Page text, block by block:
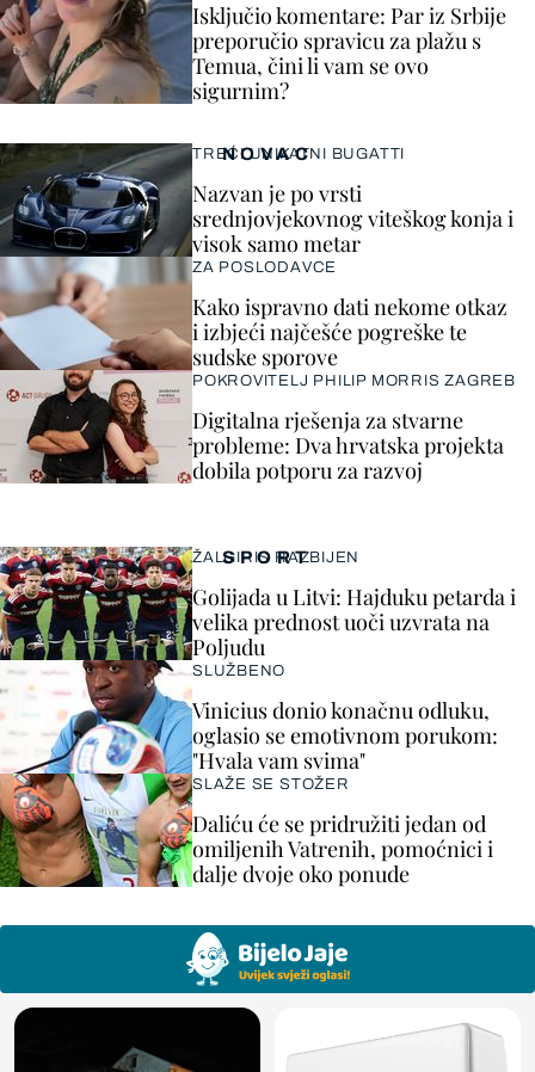
Isključio komentare: Par iz Srbije
preporučio spravicu za plažu s
Temua, čini li vam se ovo
sigurnim?
SPORT
ŽALGIRIS RAZBIJEN
Golijada u Litvi: Hajduku petarda i
velika prednost uoči uzvrata na
Poljudu
SLUŽBENO
Vinicius donio konačnu odluku,
oglasio se emotivnom porukom:
"Hvala vam svima"
SLAŽE SE STOŽER
Daliću će se pridružiti jedan od
omiljenih Vatrenih, pomoćnici i
dalje dvoje oko ponude
NOVAC
TREĆI UNIKATNI BUGATTI
Nazvan je po vrsti
srednjovjekovnog viteškog konja i
visok samo metar
ZA POSLODAVCE
Kako ispravno dati nekome otkaz
i izbjeći najčešće pogreške te
sudske sporove
POKROVITELJ PHILIP MORRIS ZAGREB
Digitalna rješenja za stvarne
probleme: Dva hrvatska projekta
dobila potporu za razvoj